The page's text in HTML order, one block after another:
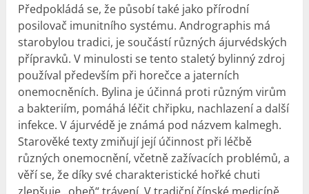
Předpokládá se, že působí také jako přírodní
posilovač imunitního systému. Andrographis má
starobylou tradici, je součástí různých ájurvédských
přípravků. V minulosti se tento staletý bylinný zdroj
používal především při horečce a jaterních
onemocněních. Bylina je účinná proti různým virům
a bakteriím, pomáhá léčit chřipku, nachlazení a další
infekce. V ájurvédě je známá pod názvem kalmegh.
Starověké texty zmiňují její účinnost při léčbě
různých onemocnění, včetně zažívacích problémů, a
věří se, že díky své charakteristické hořké chuti